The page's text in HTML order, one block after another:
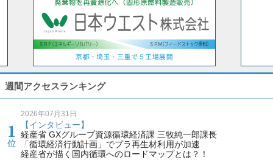
週間アクセスランキング
2026年07月31日
【インタビュー】
経産省 GXグループ資源循環経済課 三牧純一郎課長
「循環経済行動計画」でプラ再生材利用が加速
経産省が描く国内循環へのロードマップとは？！